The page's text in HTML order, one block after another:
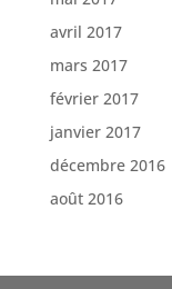
avril 2017
mars 2017
février 2017
janvier 2017
décembre 2016
août 2016